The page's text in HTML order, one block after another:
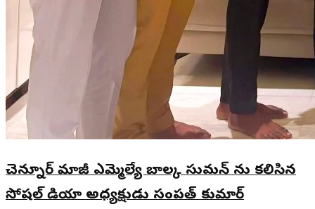
చెన్నూర్ మాజీ ఎమ్మెల్యే బాల్క సుమన్ ను కలిసిన
సోషల్ మీడియా అధ్యక్షుడు సంపత్ కుమార్